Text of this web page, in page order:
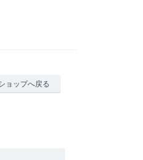
ョップへ戻る